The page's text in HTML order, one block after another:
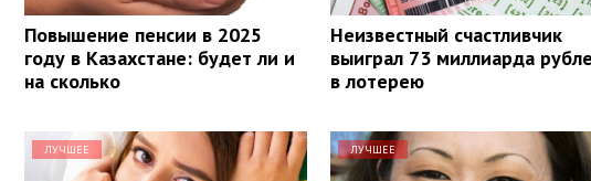
Повышение пенсии в 2025
году в Казахстане: будет ли и
на сколько
Неизвестный счастливчик
выиграл 73 миллиарда
в лотерею
ЛУЧШЕЕ ЛУЧШЕЕ